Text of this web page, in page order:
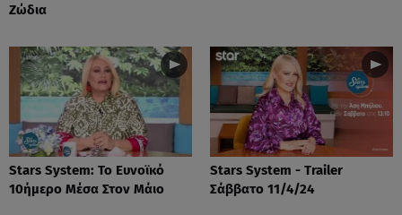
Ζώδια
Stars System: Το Ευνοϊκό
10ήμερο Μέσα Στον Μάιο
Stars System - Trailer
Σάββατο 11/4/24